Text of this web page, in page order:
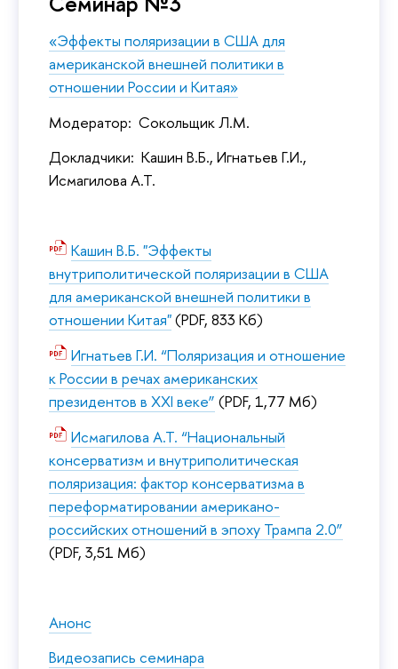
«Эффекты поляризации в США для
американской внешней политики в
отношении России и Китая»
Модератор: Сокольщик Л.М.
Докладчики: Кашин В.Б., Игнатьев Г.И.,
Исмагилова А.Т.
Кашин В.Б. "Эффекты
внутриполитической поляризации в США
для американской внешней политики в
отношении Китая"(PDF, 833 Кб)
Игнатьев Г.И. “Поляризация и отношение
к России в речах американских
президентов в XXI веке” (PDF, 1,77 Мб)
Исмагилова А.Т. “Национальный
консерватизм и внутриполитическая
поляризация: фактор консерватизма в
переформатировании американо-
российских отношений в эпоху Трампа 2.0”
(PDF, 3,51 Мб)
Анонс
Видеозапись семинара